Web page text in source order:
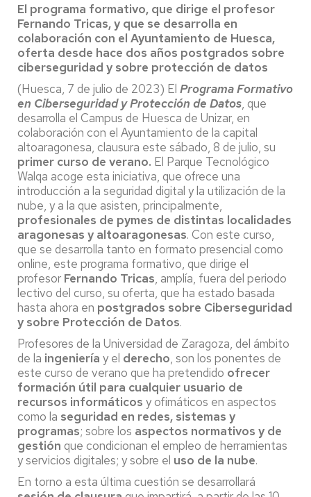
El programa formativo, que dirige el profesor
Fernando Tricas, y que se desarrolla en
colaboración con el Ayuntamiento de Huesca,
oferta desde hace dos años postgrados sobre
ciberseguridad y sobre protección de datos
(Huesca, 7 de julio de 2023) El Programa Formativo
en Ciberseguridad y Protección de Datos, que
desarrolla el Campus de Huesca de Unizar, en
colaboración con el Ayuntamiento de la capital
altoaragonesa, clausura este sábado, 8 de julio, su
primer curso de verano. El Parque Tecnológico
Walqa acoge esta iniciativa, que ofrece una
introducción a la seguridad digital y la utilización de la
nube, y a la que asisten, principalmente,
profesionales de pymes de distintas localidades
aragonesas y altoaragonesas. Con este curso,
que se desarrolla tanto en formato presencial como
online, este programa formativo, que dirige el
profesor Fernando Tricas, amplía, fuera del periodo
lectivo del curso, su oferta, que ha estado basada
hasta ahora en postgrados sobre Ciberseguridad
y sobre Protección de Datos.
Profesores de la Universidad de Zaragoza, del ámbito
de la ingeniería y el derecho, son los ponentes de
este curso de verano que ha pretendido ofrecer
formación útil para cualquier usuario de
recursos informáticos y ofimáticos en aspectos
como la seguridad en redes, sistemas y
programas; sobre los aspectos normativos y de
gestión que condicionan el empleo de herramientas
y servicios digitales; y sobre el uso de la nube.
En torno a esta última cuestión se desarrollará